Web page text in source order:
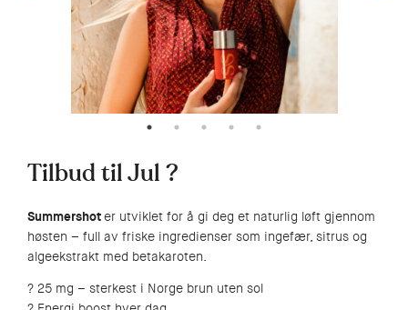
Tilbud til Jul ?
Summershoter utviklet for å gi deg et naturlig løft gjennom
høsten – full av friske ingredienser som ingefær, sitrus og
algeekstrakt med betakaroten.
? 25 mg – sterkest i Norge brun uten sol